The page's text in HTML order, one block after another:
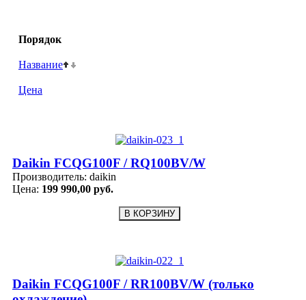
Порядок
Название
Цена
Daikin FCQG100F / RQ100BV/W
Производитель: daikin
Цена: 199 990,00 руб.
Daikin FCQG100F / RR100BV/W (только